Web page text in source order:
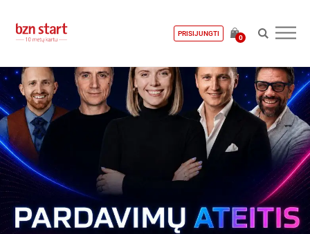
PRISIJUNGTI
0